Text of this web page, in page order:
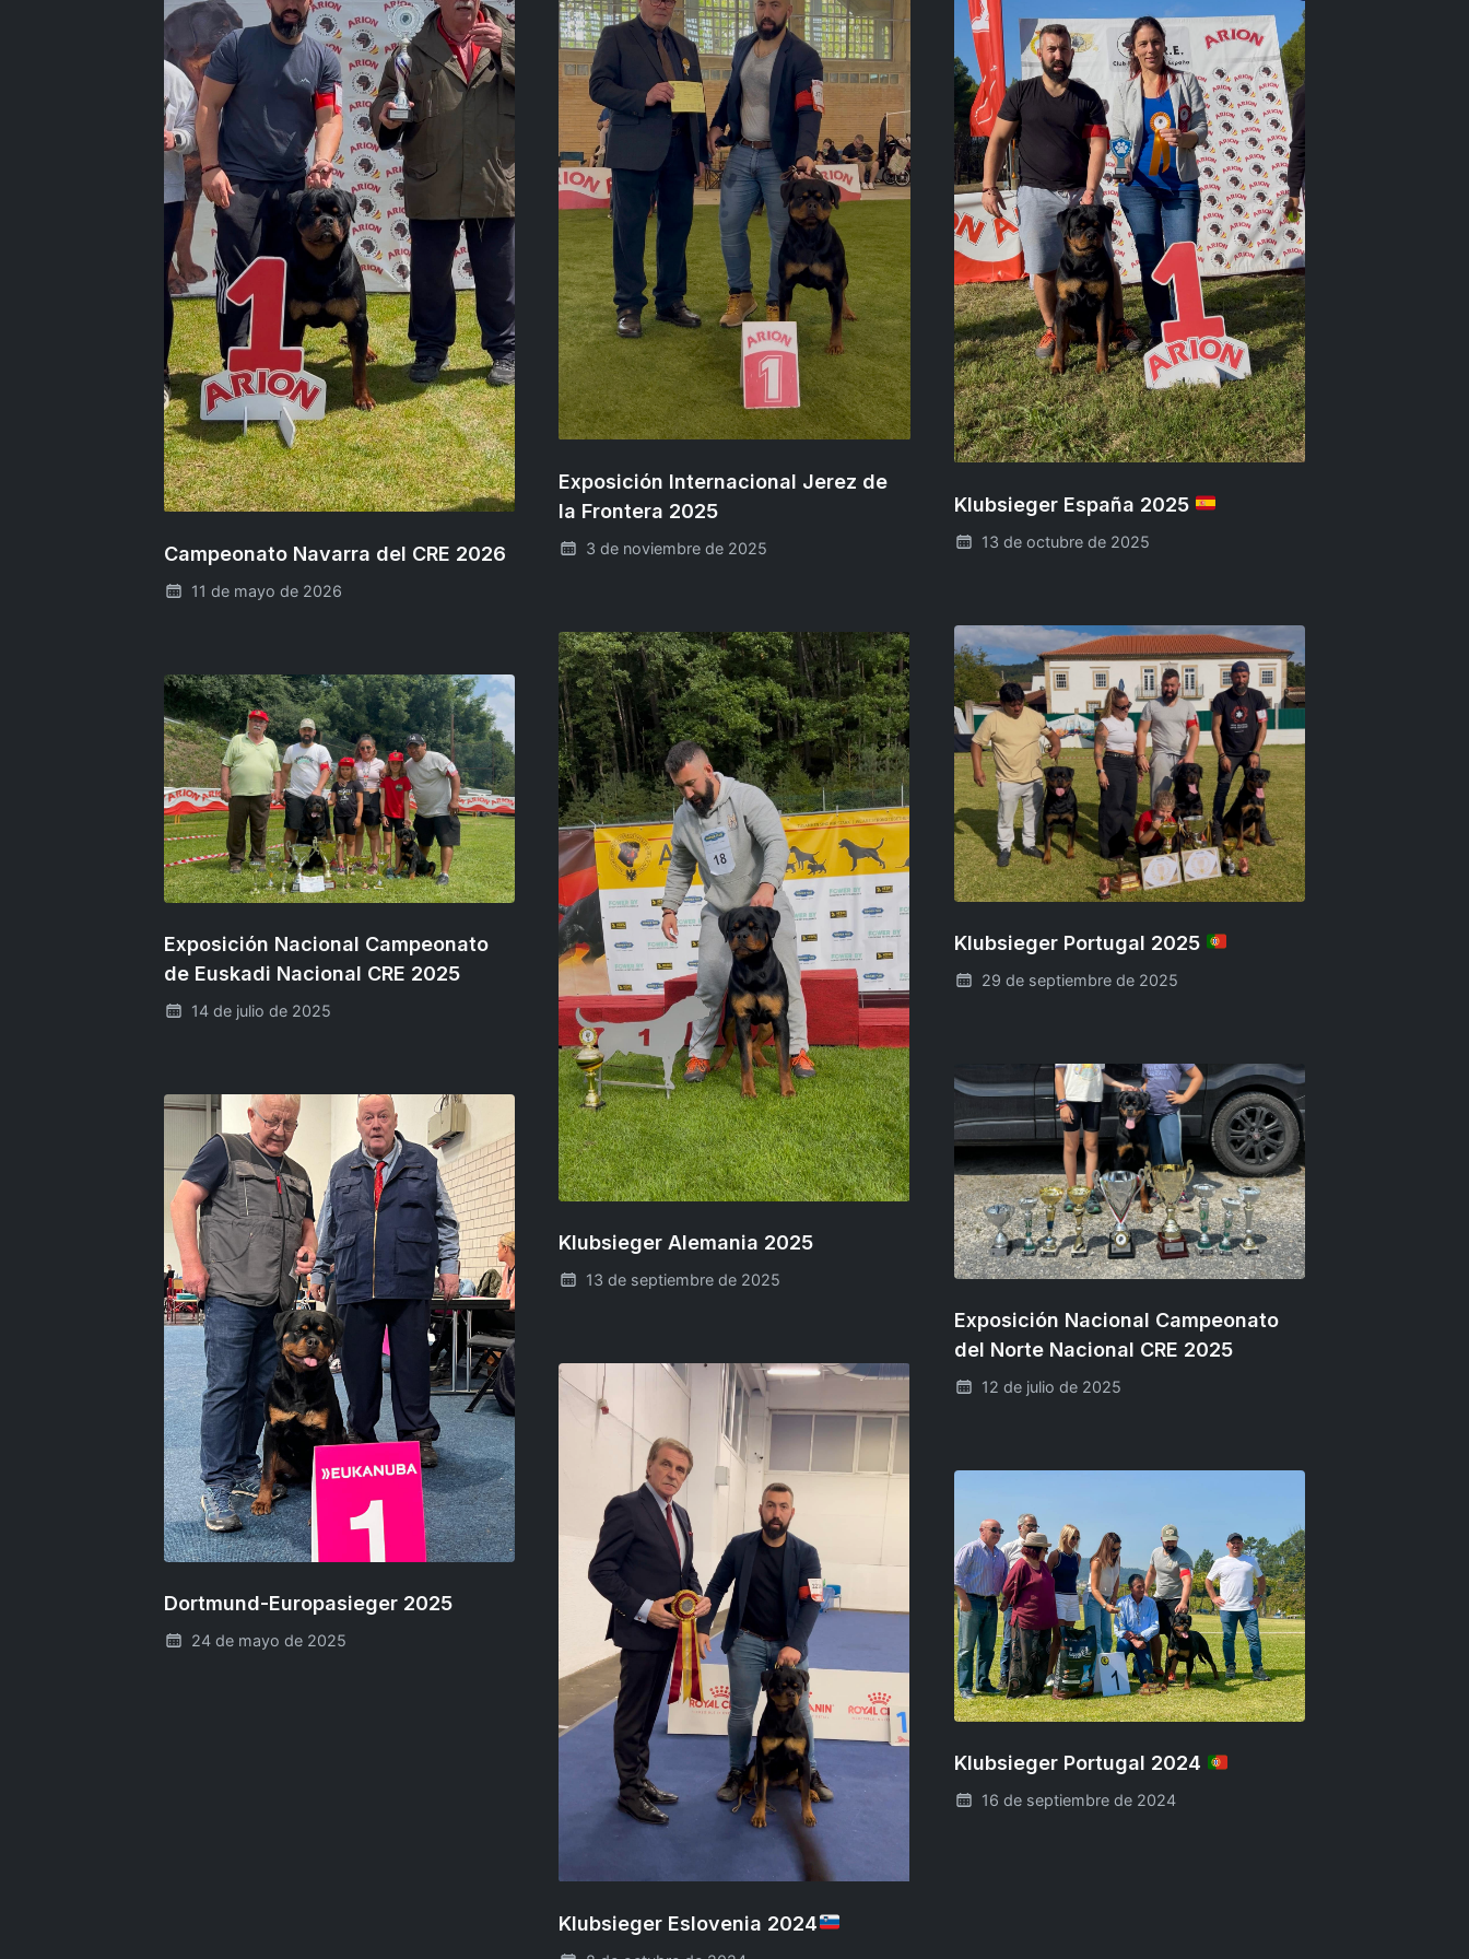
Campeonato Navarra del CRE 2026
11 de mayo de 2026
Exposición Internacional Jerez de
la Frontera 2025
3 de noviembre de 2025
Klubsieger España 2025
13 de octubre de 2025
Klubsieger Portugal 2025
29 de septiembre de 2025
Klubsieger Alemania 2025
13 de septiembre de 2025
Exposición Nacional Campeonato
de Euskadi Nacional CRE 2025
14 de julio de 2025
Exposición Nacional Campeonato
del Norte Nacional CRE 2025
12 de julio de 2025
Dortmund-Europasieger 2025
24 de mayo de 2025
Klubsieger Eslovenia 2024
Klubsieger Portugal 2024
16 de septiembre de 2024